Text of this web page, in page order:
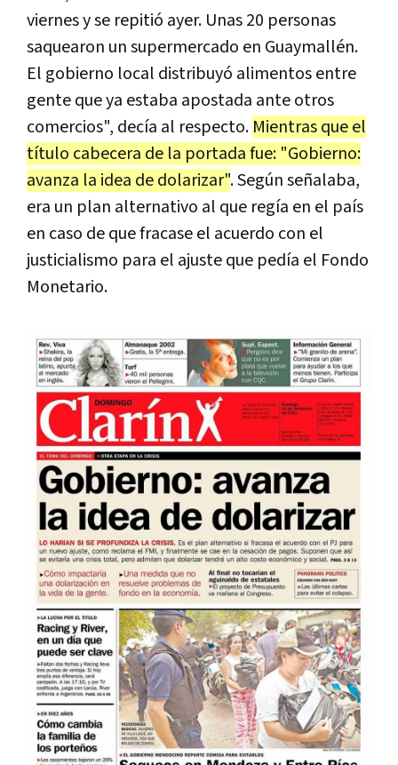
viernes y se repitió ayer. Unas 20 personas
saquearon un supermercado en Guaymallén.
El gobierno local distribuyó alimentos entre
gente que ya estaba apostada ante otros
comercios", decía al respecto. Mientras que el
título cabecera de la portada fue: "Gobierno:
avanza la idea de dolarizar". Según señalaba,
era un plan alternativo al que regía en el país
en caso de que fracase el acuerdo con el
justicialismo para el ajuste que pedía el Fondo
Monetario.